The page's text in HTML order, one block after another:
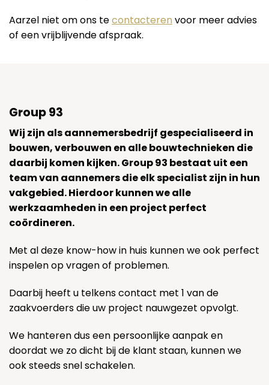
Aarzel niet om ons tecontacteren voor meer advies
of een vrijblijvende afspraak.
Group 93
Wij zijn als aannemersbedrijf gespecialiseerd in
bouwen, verbouwen en alle bouwtechnieken die
daarbij komen kijken. Group 93 bestaat uit een
team van aannemers die elk specialist zijn in hun
vakgebied. Hierdoor kunnen we alle
werkzaamheden in een project perfect
coördineren.
Met al deze know-how in huis kunnen we ook perfect
inspelen op vragen of problemen.
Daarbij heeft u telkens contact met 1 van de
zaakvoerders die uw project nauwgezet opvolgt.
We hanteren dus een persoonlijke aanpak en
doordat we zo dicht bij de klant staan, kunnen we
ook steeds snel schakelen.